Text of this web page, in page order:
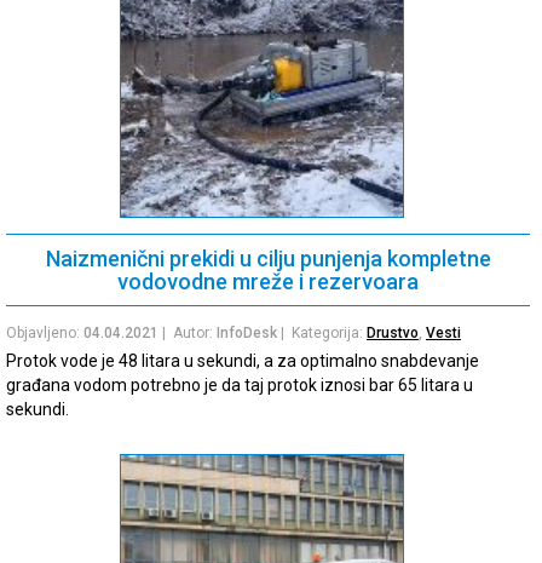
Naizmenični prekidi u cilju punjenja kompletne
vodovodne mreže i rezervoara
Objavljeno: 04.04.2021 | Autor: InfoDesk | Kategorija: Drustvo, Vesti
Protok vode je 48 litara u sekundi, a za optimalno snabdevanje
građana vodom potrebno je da taj protok iznosi bar 65 litara u
sekundi.